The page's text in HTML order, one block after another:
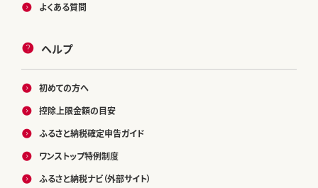
よくある質問
ヘルプ
初めての方へ
控除上限金額の目安
ふるさと納税確定申告ガイド
ワンストップ特例制度
ふるさと納税ナビ（外部サイト）